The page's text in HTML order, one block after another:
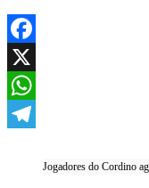
Facebook
X
WhatsApp
Jogadores do Cordino